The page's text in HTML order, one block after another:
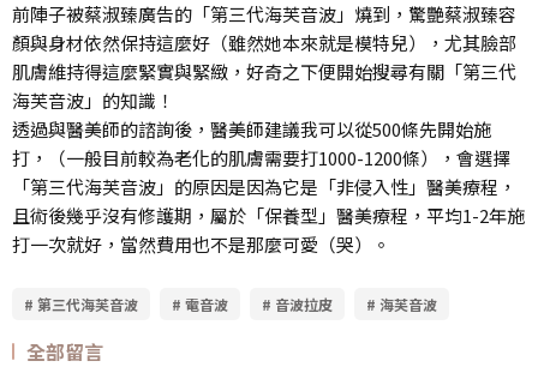
前陣子被蔡淑臻廣告的「第三代海芙音波」燒到，驚艷蔡淑臻容
顏與身材依然保持這麼好（雖然她本來就是模特兒），尤其臉部
肌膚維持得這麼緊實與緊緻，好奇之下便開始搜尋有關「第三代
海芙音波」的知識！
透過與醫美師的諮詢後，醫美師建議我可以從500條先開始施
打，（一般目前較為老化的肌膚需要打1000-1200條），會選擇
「第三代海芙音波」的原因是因為它是「非侵入性」醫美療程，
且術後幾乎沒有修護期，屬於「保養型」醫美療程，平均1-2年施
打一次就好，當然費用也不是那麼可愛（哭）。
# 第三代海芙音波 # 電音波 # 音波拉皮 # 海芙音波
全部留言